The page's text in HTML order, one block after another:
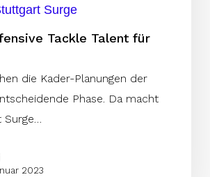
Surge
Tackle Talent für
die Kader-Planungen der
Phase. Da macht
Surge…
2023